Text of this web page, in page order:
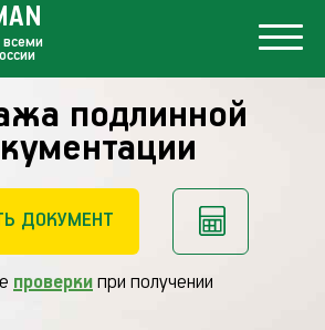
подлинной
ДОКУМЕНТ
проверки при получении
всеми